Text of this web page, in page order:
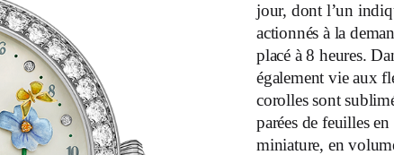
jour, dont l’un
actionnés à la
placé à 8 heures.
également vie aux
corolles sont
parées de feuilles
miniature, en